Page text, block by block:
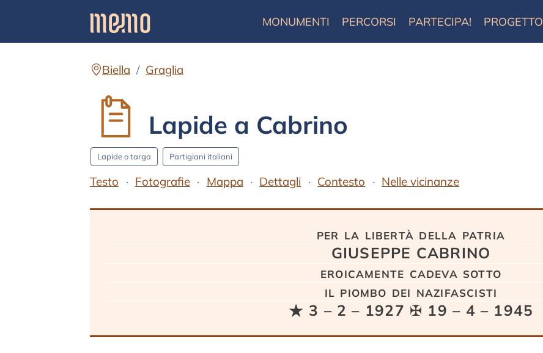
MONUMENTI PERCORSI PARTECIPA! PROGETTO
Biella Graglia
Lapide a Cabrino
Lapide o targa Partigiani italiani
Testo Fotografie Mappa Dettagli Contesto Nelle vicinanze
per la libertà della patria
GIUSEPPE CABRINO
eroicamente cadeva sotto
il piombo dei nazifascisti
★ 3 – 2 – 1927 ✠ 19 – 4 – 1945